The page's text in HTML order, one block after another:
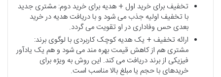
تخفیف برای خرید اول + هدیه برای خرید دوم: مشتری جدید
با تخفیف اولیه جذب می شود و با دریافت هدیه در خرید
بعدی حس وفاداری در او تقویت می گردد.
ارائه تخفیف + یک هدیه کوچک کاربردی با لوگوی برند:
مشتری هم از کاهش قیمت بهره مند می شود و هم یک یادآور
فیزیکی از برند دریافت می کند. این روش به ویژه برای
خریدهای با حجم یا مبلغ بالا مناسب است.